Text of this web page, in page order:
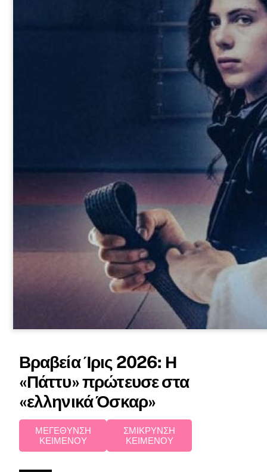
Βραβεία Ίρις 2026: Η
«Πάττυ» πρώτευσε στα
«ελληνικά Όσκαρ»
ΜΕΓΕΘΥΝΣΗ
ΚΕΙΜΕΝΟΥ
ΣΜΙΚΡΥΝΣΗ
ΚΕΙΜΕΝΟΥ